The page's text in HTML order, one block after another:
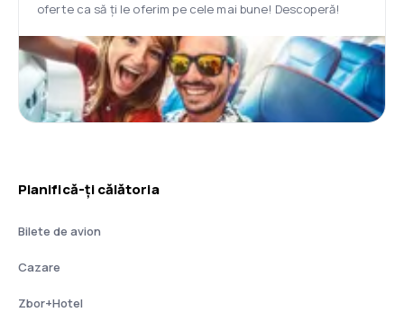
oferte ca să ți le oferim pe cele mai bune! Descoperă!
Planifică-ți călătoria
Bilete de avion
Cazare
Zbor+Hotel